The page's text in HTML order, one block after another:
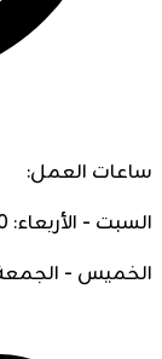
ساعات العمل:
السبت - الأربعاء: 8:00 ص - 5:00 م
الخميس -